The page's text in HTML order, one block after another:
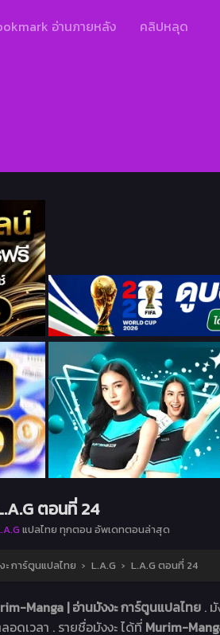
อ่านภายหลัง คลิปหลุด
ตอนที่ 24
แปลไทย ทุกตอน อัพเดทตอนล่าสุด
การ์ตูนแปลไทย › L.A.G › L.A.G ตอนที่ 24
Manga | อ่านมังงะ การ์ตูนแปลไทย . มั
ดเวลา . รายชื่อมังงะ ได้ที่ Murim-